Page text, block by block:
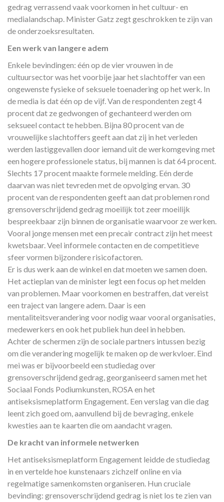
gedrag verrassend vaak voorkomen in het cultuur- en
medialandschap. Minister Gatz zegt geschrokken te zijn van
de onderzoeksresultaten.
Een werk van langere adem
Enkele bevindingen: één op de vier vrouwen in de
cultuursector was het voorbije jaar het slachtoffer van een
ongewenste fysieke of seksuele toenadering op het werk. In
de media is dat één op de vijf. Van de respondenten zegt 4
procent dat ze gedwongen of gechanteerd werden om
seksueel contact te hebben. Bijna 80 procent van de
vrouwelijke slachtoffers geeft aan dat zij in het verleden
werden lastiggevallen door iemand uit de werkomgeving met
een hogere professionele status, bij mannen is dat 64 procent.
Slechts 17 procent maakte formele melding. Eén derde
daarvan was niet tevreden met de opvolging ervan. 30
procent van de respondenten geeft aan dat problemen rond
grensoverschrijdend gedrag moeilijk tot zeer moeilijk
bespreekbaar zijn binnen de organisatie waarvoor ze werken.
Vooral jonge mensen met een precair contract zijn het meest
kwetsbaar. Veel informele contacten en de competitieve
sfeer vormen bijzondere risicofactoren.
Er is dus werk aan de winkel en dat moeten we samen doen.
Het actieplan van de minister legt een focus op het melden
van problemen. Maar voorkomen en bestraffen, dat vereist
een traject van langere adem. Daar is een
mentaliteitsverandering voor nodig waar vooral organisaties,
medewerkers en ook het publiek hun deel in hebben.
Achter de schermen zijn de sociale partners intussen bezig
om die verandering mogelijk te maken op de werkvloer. Eind
mei was er bijvoorbeeld een studiedag over
grensoverschrijdend gedrag, georganiseerd samen met het
Sociaal Fonds Podiumkunsten, ROSA en het
antiseksismeplatform Engagement. Een verslag van die dag
leent zich goed om, aanvullend bij de bevraging, enkele
kwesties aan te kaarten die om aandacht vragen.
De kracht van informele netwerken
Het antiseksismeplatform Engagement leidde de studiedag
in en vertelde hoe kunstenaars zichzelf online en via
regelmatige samenkomsten organiseren. Hun cruciale
bevinding: grensoverschrijdend gedrag is niet los te zien van